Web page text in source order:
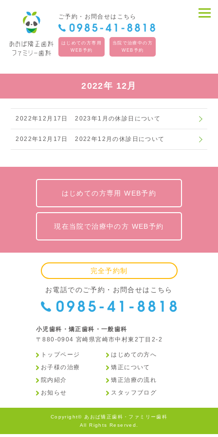
ご予約・お問合せはこちら
はじめての方専用
WEB予約
当院で治療中の方
WEB予約
2022年 12月
2022年12月17日 2023年1月の休診日について
2022年12月17日 2022年12月の休診日について
はじめての方専用 WEB予約
現在当院で治療中の方 WEB予約
完全予約制
お電話でのご予約・お問合せはこちら
小児歯科・矯正歯科・一般歯科
〒880-0904 宮崎県宮崎市中村東2丁目2-2
トップページ
はじめての方へ
お子様の治療
矯正について
院内紹介
矯正治療の流れ
お知らせ
スタッフブログ
Copyright© あおば矯正歯科・ファミリー歯科
All Rights Reserved.